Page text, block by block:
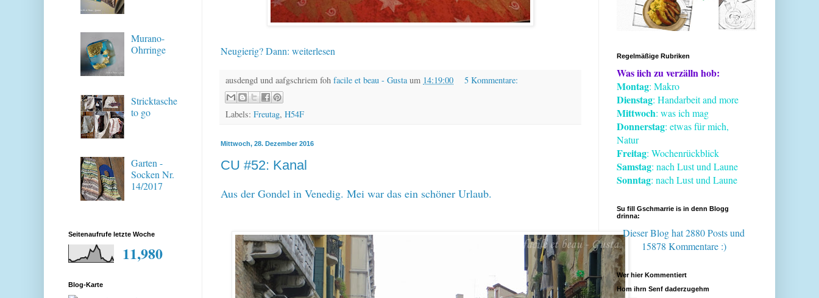
Neugierig? Dann: weiterlesen
ausdengd und aafgschriem foh facile et beau - Gusta um 14:19:00 5 Kommentare:
Labels: Freutag, H54F
Mittwoch, 28. Dezember 2016
CU #52: Kanal
Aus der Gondel in Venedig. Mei war das ein schöner Urlaub.
Murano-
Ohrringe
Stricktasche
to go
Garten -
Socken Nr.
14/2017
Seitenaufrufe letzte Woche
11,980
Blog-Karte
Regelmäßige Rubriken
Was iich zu verzälln hob:
Montag: Makro
Dienstag: Handarbeit and more
Mittwoch: was ich mag
Donnerstag: etwas für mich,
Natur
Freitag: Wochenrückblick
Samstag: nach Lust und Laune
Sonntag: nach Lust und Laune
Su fill Gschmarrie is in denn Blogg
drinna:
Dieser Blog hat 2880 Postsund
15878 Kommentare :)
Wer hier Kommentiert
Hom ihrn Senf daderzugehm